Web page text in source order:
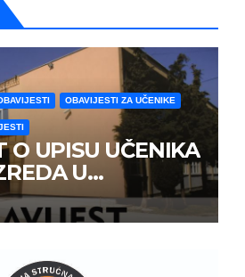
OBAVIJESTI ZA UČENIKE
O UPISU UČENIKA
2026/2027